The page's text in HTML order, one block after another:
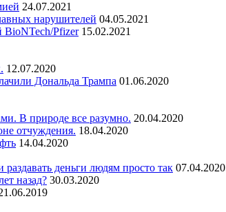
24.07.2021
нарушителей 04.05.2021
BioNTech/Pfizer 15.02.2021
12.07.2020
Дональда Трампа 01.06.2020
В природе все разумно. 20.04.2020
отчуждения. 18.04.2020
14.04.2020
деньги людям просто так 07.04.2020
назад? 30.03.2020